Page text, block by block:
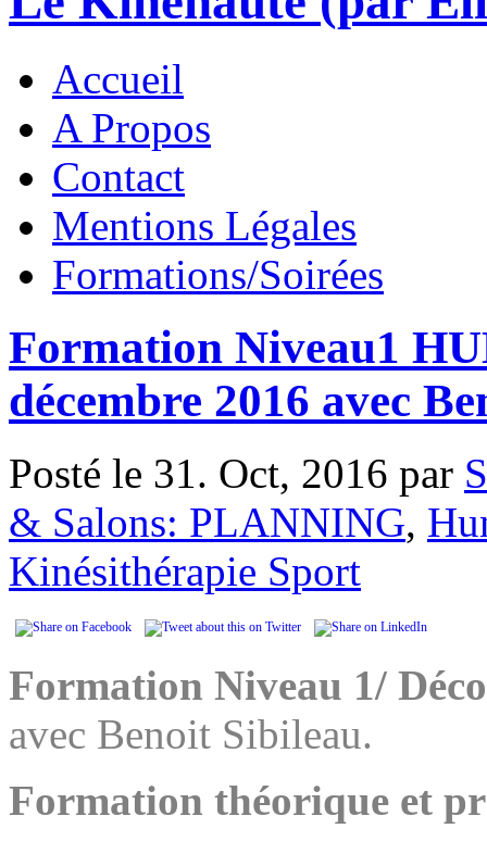
Accueil
A Propos
Contact
Mentions Légales
Formations/Soirées
Formation Niveau1
décembre 2016 avec
Posté le 31. Oct, 2016 par
& Salons: PLANNING,
Kinésithérapie Sport
Formation Niveau 1/
avec Benoit Sibileau.
Formation théorique et